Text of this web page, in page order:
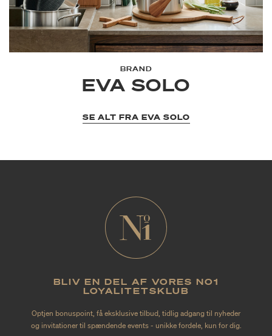
BRAND
EVA SOLO
SE ALT FRA EVA SOLO
BLIV EN DEL AF VORES NO1
LOYALITETSKLUB
Optjen bonuspoint, få eksklusive tilbud, tidlig adgang til nyheder
og invitationer til spændende events - unikke fordele, kun for dig.